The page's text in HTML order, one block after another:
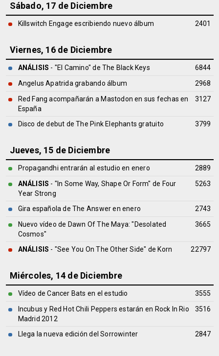
Sábado, 17 de Diciembre
Killswitch Engage escribiendo nuevo álbum 2401
Viernes, 16 de Diciembre
ANÁLISIS - "El Camino" de The Black Keys
6844
Angelus Apatrida grabando álbum
2968
Red Fang acompañarán a Mastodon en sus fechas en
España
3127
Disco de debut de The Pink Elephants gratuito 3799
Jueves, 15 de Diciembre
Propagandhi entrarán al estudio en enero
2889
ANÁLISIS - "In Some Way, Shape Or Form" de Four
Year Strong
5263
Gira española de The Answer en enero
2743
Nuevo vídeo de Dawn Of The Maya: "Desolated
Cosmos"
3665
ANÁLISIS - "See You On The Other Side" de Korn 22797
Miércoles, 14 de Diciembre
Vídeo de Cancer Bats en el estudio
3555
Incubus y Red Hot Chili Peppers estarán en Rock In Rio
Madrid 2012
3516
Llega la nueva edición del Sorrowinter 2847